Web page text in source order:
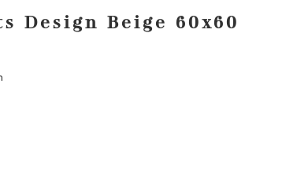
Design Beige 60x60